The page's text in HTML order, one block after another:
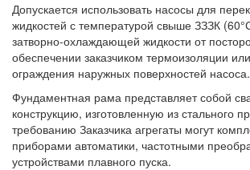
Допускается использовать насосы для
жидкостей с температурой свыше ЗЗЗК
затворно-охлаждающей жидкости от
обеспечении заказчиком термоизоляции
ограждения наружных поверхностей насоса.
Фундаментная рама представляет собой
конструкцию, изготовленную из стального
требованию Заказчика агрегаты могут
приборами автоматики, частотными
устройствами плавного пуска.